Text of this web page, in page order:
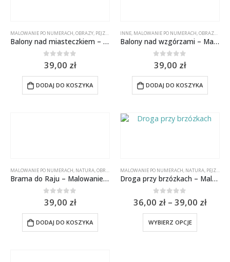
MALOWANIE PO NUMERACH,OBRAZY, PEJZAŻE
Balony nad miasteczkiem – Malowanie po numerach 50×40 cm
0out of 5
39,00 zł
DODAJ DO KOSZYKA
INNE, MALOWANIE PO NUMERACH,OBRAZY ,
Balony nad wzgórzami – Malowanie po numerach 50×40 cm
0out of 5
39,00 zł
DODAJ DO KOSZYKA
MALOWANIE PO NUMERACH, NATURA,OBRAZY PEJZAŻ MORSKI ,PEJZAŻE
Brama do Raju – Malowanie po numerach 50×40 cm
0 out of 5
39,00 zł
DODAJ DO KOSZYKA
MALOWANIE PO NUMERACH, NATURA, PEJZAŻE
Droga przy brzózkach – Malowanie po numerach
0 out of 5
36,00 zł– 39,00 zł
WYBIERZ OPCJE